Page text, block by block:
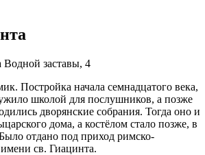
Водной заставы, 4
Постройка начала семнадцатого века,
школой для послушников, а позже
дворянские собрания. Тогда оно и
дома, а костёлом стало позже, в
отдано под приход римско-
св. Гиацинта.